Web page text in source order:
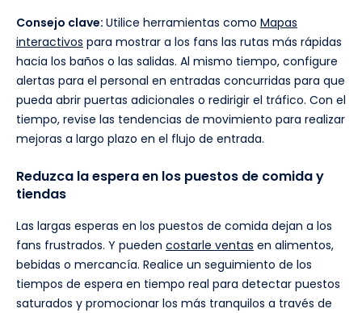
Consejo clave: Utilice herramientas como Mapas
interactivos para mostrar a los fans las rutas más rápidas
hacia los baños o las salidas. Al mismo tiempo, configure
alertas para el personal en entradas concurridas para que
pueda abrir puertas adicionales o redirigir el tráfico. Con el
tiempo, revise las tendencias de movimiento para realizar
mejoras a largo plazo en el flujo de entrada.
Reduzca la espera en los puestos de comida y
tiendas
Las largas esperas en los puestos de comida dejan a los
fans frustrados. Y pueden costarle ventas en alimentos,
bebidas o mercancía. Realice un seguimiento de los
tiempos de espera en tiempo real para detectar puestos
saturados y promocionar los más tranquilos a través de